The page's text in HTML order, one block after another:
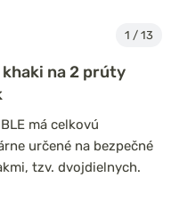
1 / 13
khaki na 2 prúty
má celkovú
určené na bezpečné
tzv. dvojdielnych.